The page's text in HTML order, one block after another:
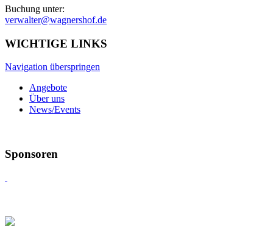
Buchung unter:
verwalter@wagnershof.de
WICHTIGE LINKS
Navigation überspringen
Angebote
Über uns
News/Events
Sponsoren